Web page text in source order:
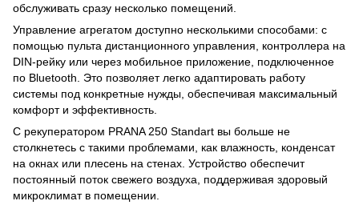
обслуживать сразу несколько помещений.
Управление агрегатом доступно несколькими способами: с
помощью пульта дистанционного управления, контроллера на
DIN-рейку или через мобильное приложение, подключенное
по Bluetooth. Это позволяет легко адаптировать работу
системы под конкретные нужды, обеспечивая максимальный
комфорт и эффективность.
С рекуператором PRANA 250 Standart вы больше не
столкнетесь с такими проблемами, как влажность, конденсат
на окнах или плесень на стенах. Устройство обеспечит
постоянный поток свежего воздуха, поддерживая здоровый
микроклимат в помещении.